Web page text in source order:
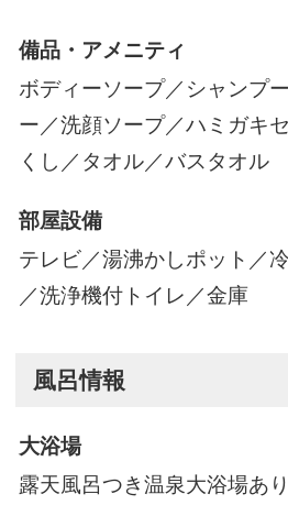
備品・アメニティ
ボディーソープ／シャンプ
ー／洗顔ソープ／ハミガキ
くし／タオル／バスタオル
部屋設備
テレビ／湯沸かしポット／
／洗浄機付トイレ／金庫
風呂情報
大浴場
露天風呂つき温泉大浴場あ